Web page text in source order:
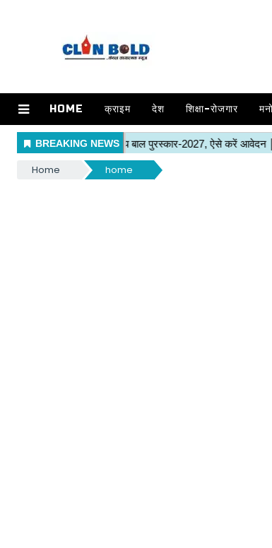
HOME क्राइम देश शिक्षा-रोजगार
Home home